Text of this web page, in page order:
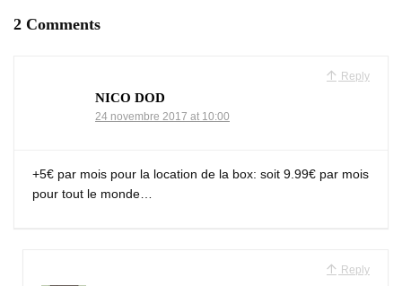
2 Comments
Reply
NICO DOD
24 novembre 2017 at 10:00
+5€ par mois pour la location de la box: soit 9.99€ par mois
pour tout le monde…
Reply